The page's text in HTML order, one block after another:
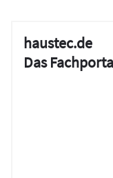
haustec.de
Das